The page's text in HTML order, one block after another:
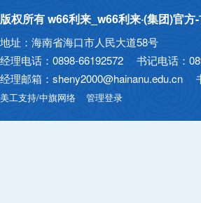
版权所有 w66利来_w66利来·(集团)官方
地址：海南省海口市人民大道58号
经理电话：0898-66192572 书记电话：
经理邮箱：sheny2000@hainanu.edu.cn
美工支持/中旗网络 管理登录